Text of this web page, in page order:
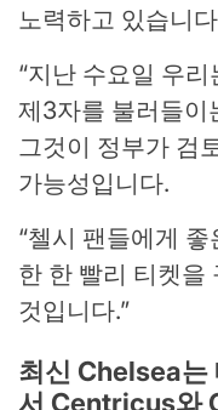
노력하고 있습니
“지난 수요일 우
제3자를 불러들이
그것이 정부가 검
가능성입니다.
“첼시 팬들에게
한 한 빨리 티켓을
것입니다.”
최신 Chelsea는
서 Centricus와